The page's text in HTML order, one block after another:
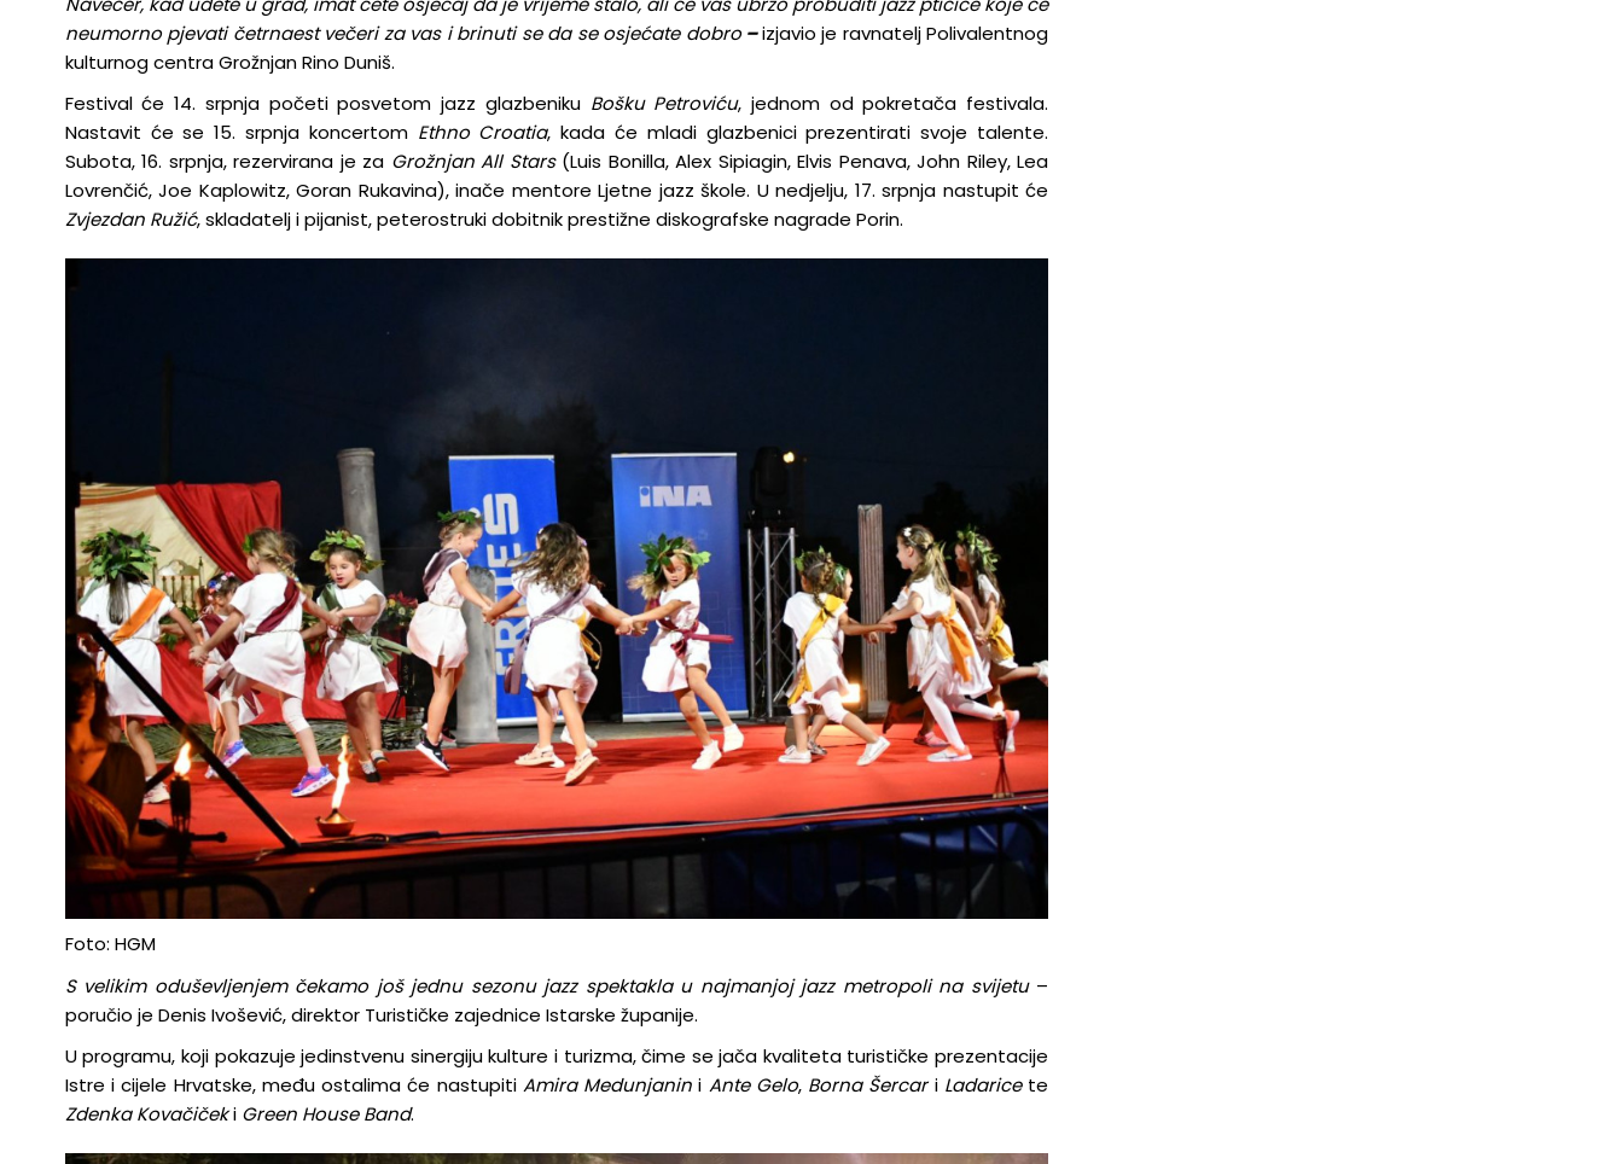
neumorno pjevati četrnaest večeri za vas i brinuti se da se osjećate dobro–izjavio je ravnatelj Polivalentnog
kulturnog centra Grožnjan Rino Duniš.
Festival će 14. srpnja početi posvetom jazz glazbeniku Bošku Petroviću, jednom od pokretača festivala.
Nastavit će se 15. srpnja koncertom Ethno Croatia, kada će mladi glazbenici prezentirati svoje talente.
Subota, 16. srpnja, rezervirana je za Grožnjan All Stars(Luis Bonilla, Alex Sipiagin, Elvis Penava, John Riley, Lea
Lovrenčić, Joe Kaplowitz, Goran Rukavina), inače mentore Ljetne jazz škole. U nedjelju, 17. srpnja nastupit će
Zvjezdan Ružić, skladatelj i pijanist, peterostruki dobitnik prestižne diskografske nagrade Porin.
Foto: HGM
S velikim oduševljenjem čekamo još jednu sezonu jazz spektakla u najmanjoj jazz metropoli na svijetu–
poručio je Denis Ivošević, direktor Turističke zajednice Istarske županije.
U programu, koji pokazuje jedinstvenu sinergiju kulture i turizma, čime se jača kvaliteta turističke prezentacije
Istre i cijele Hrvatske, među ostalima će nastupiti Amira Medunjanin i Ante Gelo, Borna Šercari Ladaricete
Zdenka Kovačičeki Green House Band.